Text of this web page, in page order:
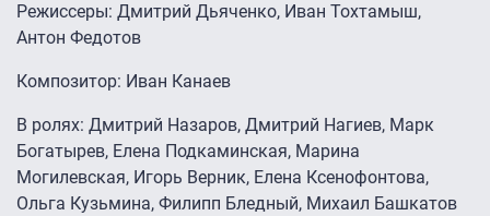
Режиссеры: Дмитрий Дьяченко, Иван Тохтамыш,
Антон Федотов
Композитор: Иван Канаев
В ролях: Дмитрий Назаров, Дмитрий Нагиев, Марк
Богатырев, Елена Подкаминская, Марина
Могилевская, Игорь Верник, Елена Ксенофонтова,
Ольга Кузьмина, Филипп Бледный, Михаил Башкатов